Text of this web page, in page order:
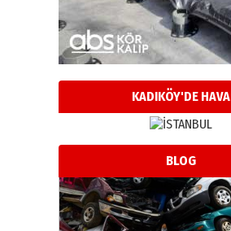
KADIKÖY'DE HAVA
BLOG